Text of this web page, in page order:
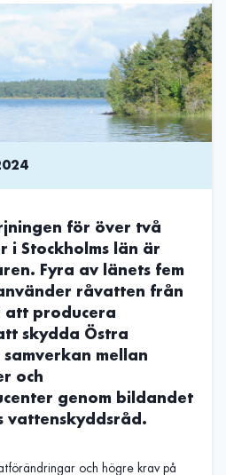
för över två
i Stockholms län är
Fyra av länets fem
råvatten från
att producera
skydda Östra
mellan
och
genom bildandet
vattenskyddsråd.
och högre krav på